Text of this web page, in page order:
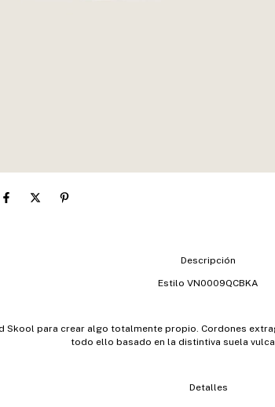
Descripción
Estilo VN0009QCBKA
Skool para crear algo totalmente propio. Cordones
todo ello basado en la distintiva suela
Detalles